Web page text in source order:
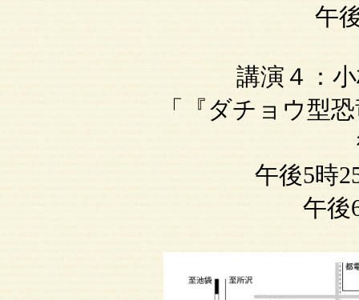
午
講演４：小
「『ダチョウ型恐竜』
午後5時
午